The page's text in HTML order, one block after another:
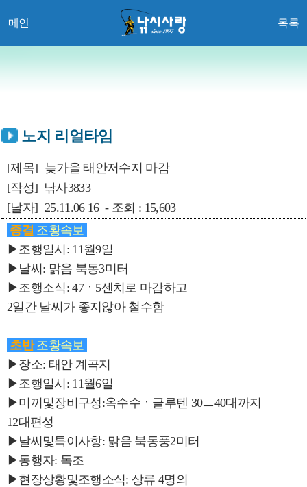
메인 목록
노지 리얼타임
[제목] 늦가을 태안저수지 마감
[작성] 낚사3833
[날자] 25.11.06 16 - 조회 : 15,603
종결 조황속보
▶조행일시: 11월9일
▶날씨: 맑음 북동3미터
▶조행소식: 47ㆍ5센치로 마감하고
2일간 날씨가 좋지않아 철수함
초반 조황속보
▶장소: 태안 계곡지
▶조행일시: 11월6일
▶미끼및장비구성:옥수수ㆍ글루텐 30ㅡ40대까지
12대편성
▶날씨및특이사항: 맑음 북동풍2미터
▶동행자: 독조
▶현장상황및조행소식: 상류 4명의